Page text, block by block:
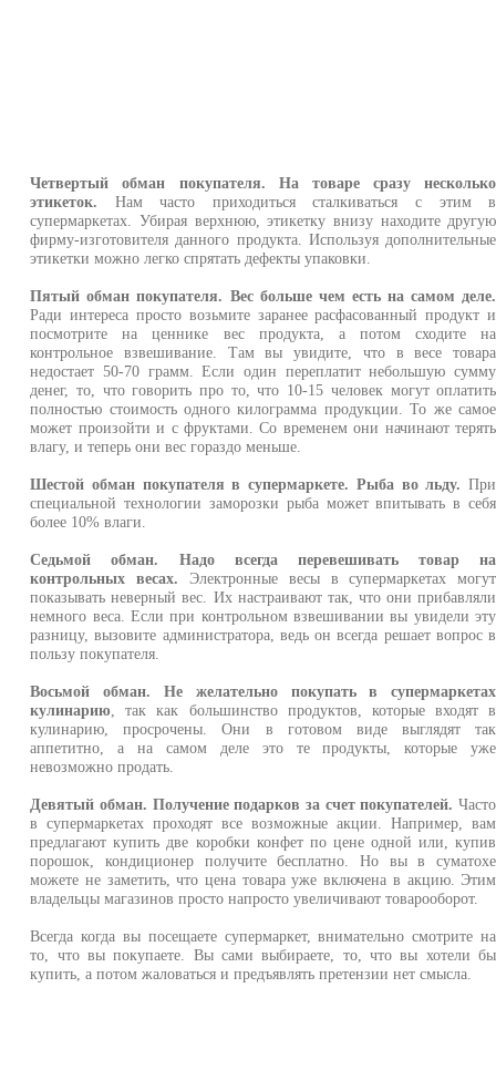
Четвертый обман покупателя. На товаре сразу несколько
этикеток. Нам часто приходиться сталкиваться с этим в
супермаркетах. Убирая верхнюю, этикетку внизу находите другую
фирму-изготовителя данного продукта. Используя дополнительные
этикетки можно легко спрятать дефекты упаковки.
Пятый обман покупателя. Вес больше чем есть на самом деле.
Ради интереса просто возьмите заранее расфасованный продукт и
посмотрите на ценнике вес продукта, а потом сходите на
контрольное взвешивание. Там вы увидите, что в весе товара
недостает 50-70 грамм. Если один переплатит небольшую сумму
денег, то, что говорить про то, что 10-15 человек могут оплатить
полностью стоимость одного килограмма продукции. То же самое
может произойти и с фруктами. Со временем они начинают терять
влагу, и теперь они вес гораздо меньше.
Шестой обман покупателя в супермаркете. Рыба во льду. При
специальной технологии заморозки рыба может впитывать в себя
более 10% влаги.
Седьмой обман. Надо всегда перевешивать товар на
контрольных весах. Электронные весы в супермаркетах могут
показывать неверный вес. Их настраивают так, что они прибавляли
немного веса. Если при контрольном взвешивании вы увидели эту
разницу, вызовите администратора, ведь он всегда решает вопрос в
пользу покупателя.
Восьмой обман. Не желательно покупать в супермаркетах
кулинарию , так как большинство продуктов, которые входят в
кулинарию, просрочены. Они в готовом виде выглядят так
аппетитно, а на самом деле это те продукты, которые уже
невозможно продать.
Девятый обман. Получение подарков за счет покупателей. Часто
в супермаркетах проходят все возможные акции. Например, вам
предлагают купить две коробки конфет по цене одной или, купив
порошок, кондиционер получите бесплатно. Но вы в суматохе
можете не заметить, что цена товара уже включена в акцию. Этим
владельцы магазинов просто напросто увеличивают товарооборот.
Всегда когда вы посещаете супермаркет, внимательно смотрите на
то, что вы покупаете. Вы сами выбираете, то, что вы хотели бы
купить, а потом жаловаться и предъявлять претензии нет смысла.